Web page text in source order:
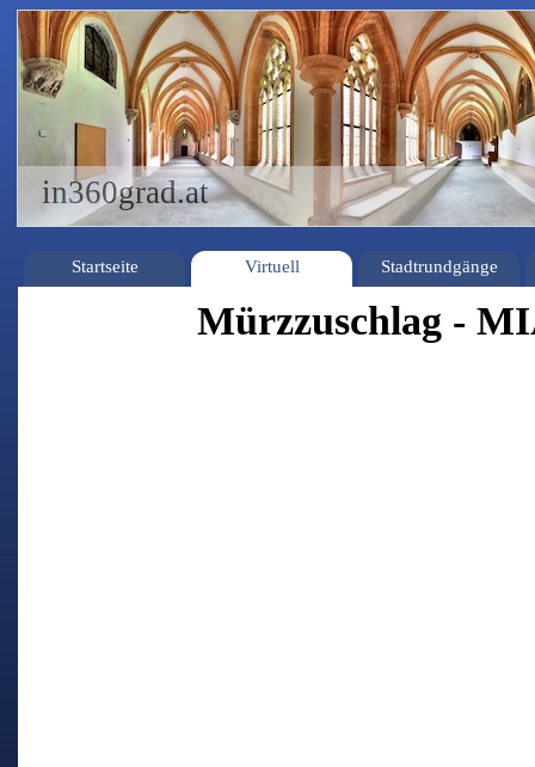
in360grad.at
Startseite Virtuell Stadtrundgänge
Mürzzuschlag -